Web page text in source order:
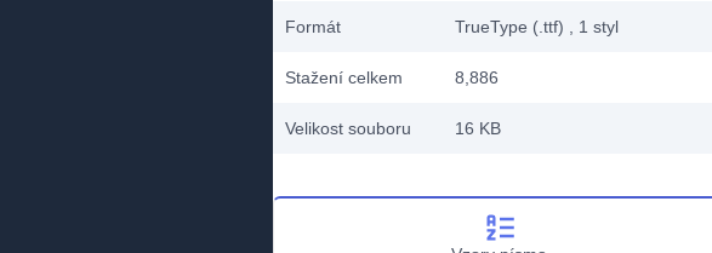
Formát TrueType (.ttf) , 1 styl
Stažení celkem 8,886
Velikost souboru 16 KB